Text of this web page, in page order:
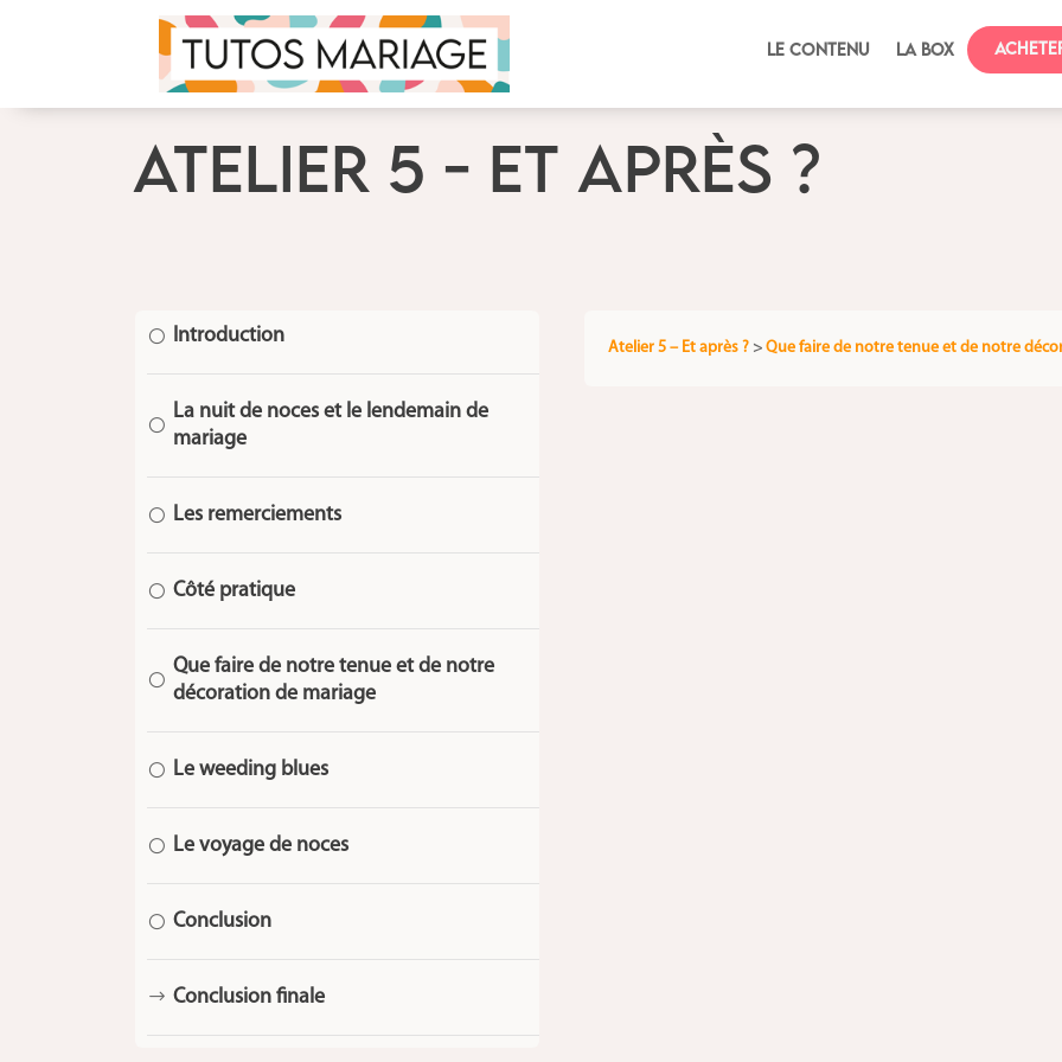
Le contenu La box
ATELIER 5 - ET APRÈS ?
[ Introduction
[
La nuit de noces et le lendemain de
mariage
[ Les remerciements
[ Côté pratique
[
Que faire de notre tenue et de notre
décoration de mariage
[ Le weeding blues
[ Le voyage de noces
[ Conclusion
$ Conclusion finale
Atelier 5 – Et après ?> Que faire de notre tenue et de notre